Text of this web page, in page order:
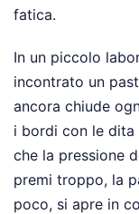
fatica.
In un piccolo
incontrato un
ancora chiude
i bordi con le dita
che la pressione
premi troppo, la
poco, si apre in